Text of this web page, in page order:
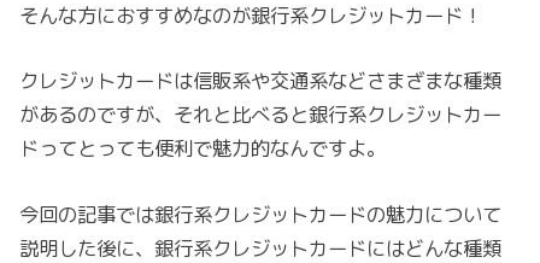
そんな方におすすめなのが銀行系クレジットカード！
クレジットカードは信販系や交通系などさまざまな種類
があるのですが、それと比べると銀行系クレジットカー
ドってとっても便利で魅力的なんですよ。
今回の記事では銀行系クレジットカードの魅力について
説明した後に、銀行系クレジットカードにはどんな種類